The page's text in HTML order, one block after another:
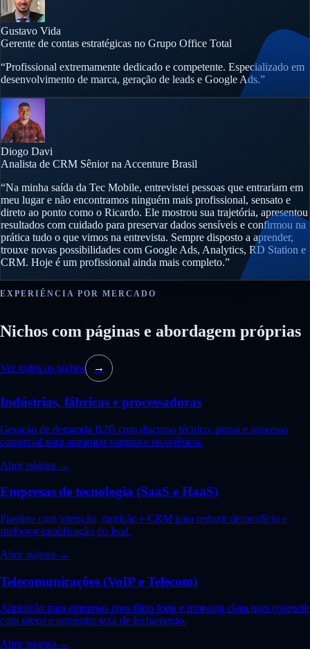
Gustavo Vida
Gerente de contas estratégicas no Grupo Office Total
“Profissional extremamente dedicado e competente. Especializado em
desenvolvimento de marca, geração de leads e Google Ads.”
Diogo Davi
Analista de CRM Sênior na Accenture Brasil
“Na minha saída da Tec Mobile, entrevistei pessoas que entrariam em
meu lugar e não encontramos ninguém mais profissional, sensato e
direto ao ponto como o Ricardo. Ele mostrou sua trajetória, apresentou
resultados com cuidado para preservar dados sensíveis e confirmou na
prática tudo o que vimos na entrevista. Sempre disposto a aprender,
trouxe novas possibilidades com Google Ads, Analytics, RD Station e
CRM. Hoje é um profissional ainda mais completo.”
EXPERIÊNCIA POR MERCADO
Nichos com páginas e abordagem próprias
Ver todos os nichos →
Indústrias, fábricas e processadoras
Geração de demanda B2B com discurso técnico, prova e processo
comercial para aumentar carteira e recorrência.
Abrir página →
Empresas de tecnologia (SaaS e HaaS)
Pipeline com intenção, nutrição e CRM para reduzir desperdício e
melhorar qualificação do lead.
Abrir página →
Telecomunicações (VoIP e Telecom)
Aquisição para empresas com filtro forte e proposta clara para competir
com preço e aumentar taxa de fechamento.
Abrir página →